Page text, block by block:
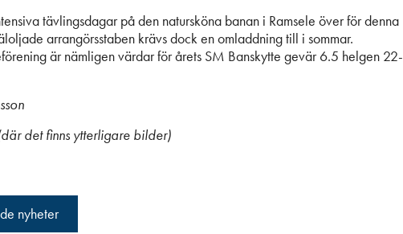
tävlingsdagar på den natursköna banan i Ramsele över för denna
arrangörsstaben krävs dock en omladdning till i sommar.
är nämligen värdar för årets SM Banskytte gevär 6.5 helgen 22-
det finns ytterligare bilder)
nyheter